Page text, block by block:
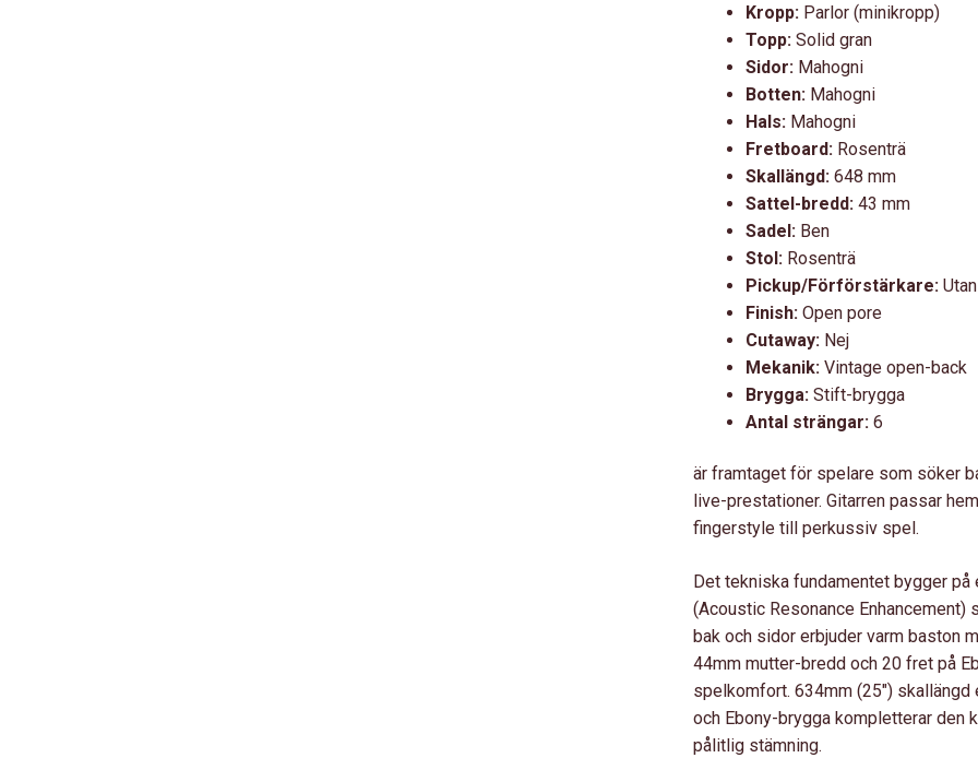
Kropp:Parlor (minikropp)
Topp:Solid gran
Sidor:Mahogni
Botten:Mahogni
Hals:Mahogni
Fretboard:Rosenträ
Skallängd:648 mm
Sattel-bredd:43 mm
Sadel:Ben
Stol:Rosenträ
Pickup/Förförstärkare:
Finish:Open pore
Cutaway:Nej
Mekanik:Vintage open-back
Brygga:Stift-brygga
Antal strängar:6
är framtaget för spelare som söker
live-prestationer. Gitarren passar
fingerstyle till perkussiv spel.
Det tekniska fundamentet bygger på
(Acoustic Resonance Enhancement)
bak och sidor erbjuder varm baston
44mm mutter-bredd och 20 fret på
spelkomfort. 634mm (25″)
och Ebony-brygga kompletterar den
pålitlig stämning.